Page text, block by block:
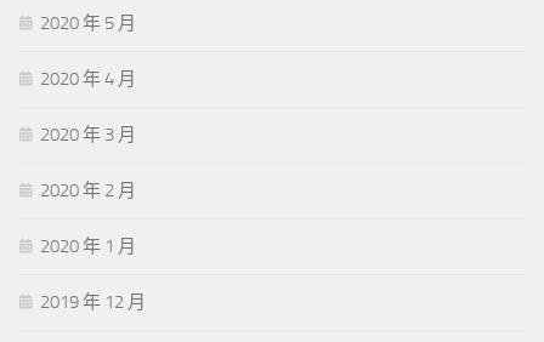
2020 年 5 月
2020 年 4 月
2020 年 3 月
2020 年 2 月
2020 年 1 月
2019 年 12 月